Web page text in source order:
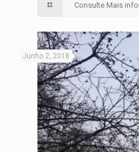
Consulte Mais
Junho 2, 2018